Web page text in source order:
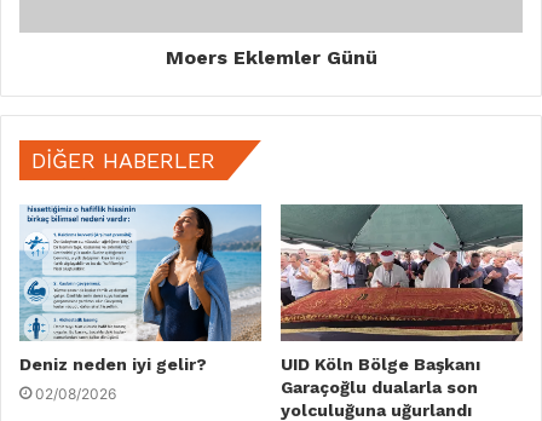
Moers Eklemler Günü
DIĞER HABERLER
Deniz neden iyi gelir?
02/08/2026
UID Köln Bölge Başkanı
Garaçoğlu dualarla son
yolculuğuna uğurlandı